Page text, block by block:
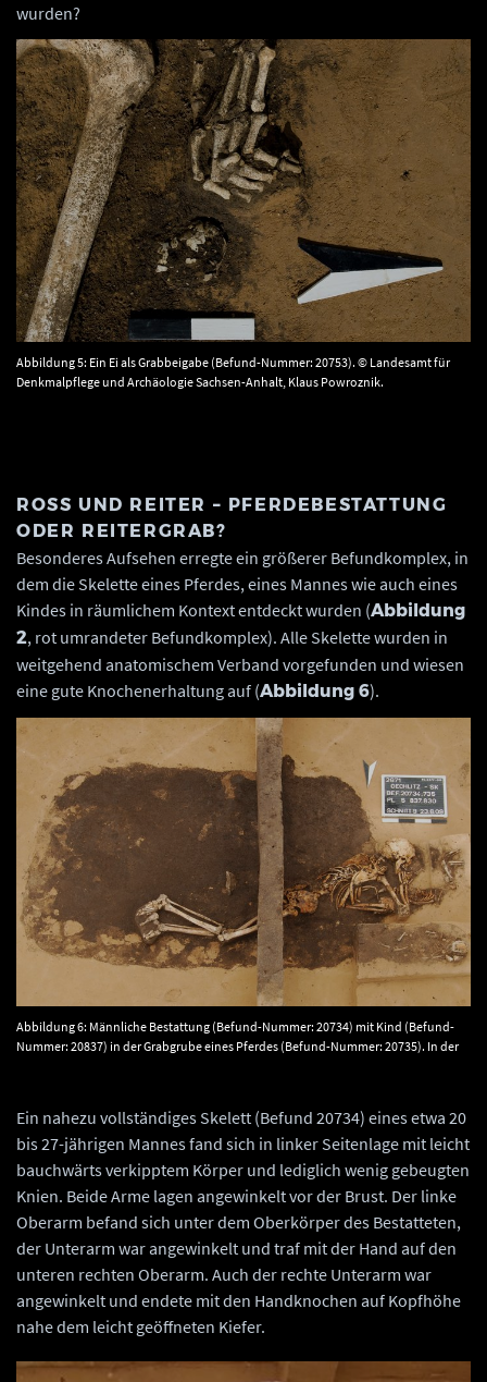
wurden?
Abbildung 5: Ein Ei als Grabbeigabe (Befund-Nummer: 20753). © Landesamt für
Denkmalpflege und Archäologie Sachsen-Anhalt, Klaus Powroznik.
ROSS UND REITER – PFERDEBESTATTUNG
ODER REITERGRAB?
Besonderes Aufsehen erregte ein größerer Befundkomplex, in
dem die Skelette eines Pferdes, eines Mannes wie auch eines
Kindes in räumlichem Kontext entdeckt wurden (Abbildung
2, rot umrandeter Befundkomplex). Alle Skelette wurden in
weitgehend anatomischem Verband vorgefunden und wiesen
eine gute Knochenerhaltung auf (Abbildung 6).
Abbildung 6: Männliche Bestattung (Befund-Nummer: 20734) mit Kind (Befund-
Nummer: 20837) in der Grabgrube eines Pferdes (Befund-Nummer: 20735). In der
Ein nahezu vollständiges Skelett (Befund 20734) eines etwa 20
bis 27-jährigen Mannes fand sich in linker Seitenlage mit leicht
bauchwärts verkipptem Körper und lediglich wenig gebeugten
Knien. Beide Arme lagen angewinkelt vor der Brust. Der linke
Oberarm befand sich unter dem Oberkörper des Bestatteten,
der Unterarm war angewinkelt und traf mit der Hand auf den
unteren rechten Oberarm. Auch der rechte Unterarm war
angewinkelt und endete mit den Handknochen auf Kopfhöhe
nahe dem leicht geöffneten Kiefer.